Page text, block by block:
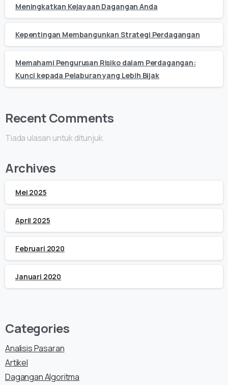
Meningkatkan Kejayaan Dagangan Anda
Kepentingan Membangunkan Strategi Perdagangan
Memahami Pengurusan Risiko dalam Perdagangan:
Kunci kepada Pelaburan yang Lebih Bijak
Recent Comments
Tiada ulasan untuk ditunjuk.
Archives
Mei 2025
April 2025
Februari 2020
Januari 2020
Categories
Analisis Pasaran
Artikel
Dagangan Algoritma